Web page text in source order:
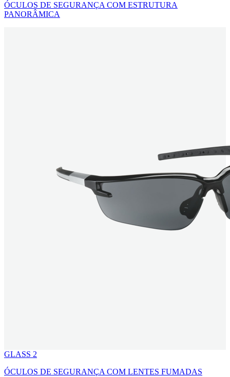
ÓCULOS DE SEGURANÇA COM ESTRUTURA
PANORÂMICA
GLASS 2
ÓCULOS DE SEGURANÇA COM LENTES FUMADAS